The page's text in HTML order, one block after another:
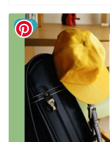
教育